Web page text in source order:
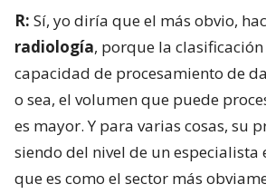
R: Sí, yo diría que el más obvio,
radiología, porque la
capacidad de procesamiento de
o sea, el volumen que puede
es mayor. Y para varias cosas, su
siendo del nivel de un especialista
que es como el sector más